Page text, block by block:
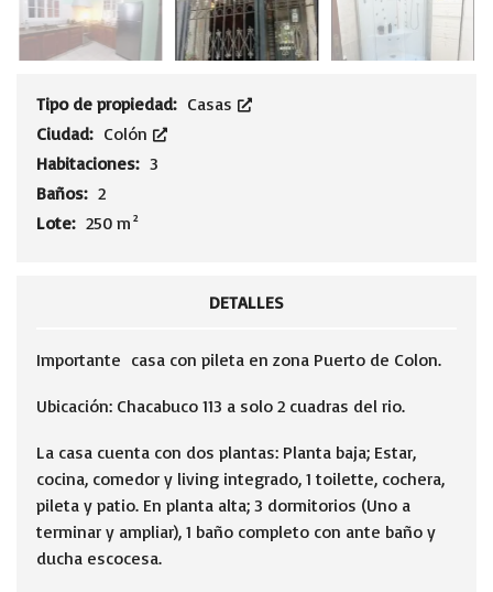
Tipo de propiedad: Casas
Ciudad: Colón
Habitaciones: 3
Baños: 2
Lote: 250 m²
DETALLES
Importante casa con pileta en zona Puerto de Colon.
Ubicación: Chacabuco 113 a solo 2 cuadras del rio.
La casa cuenta con dos plantas: Planta baja; Estar,
cocina, comedor y living integrado, 1 toilette, cochera,
pileta y patio. En planta alta; 3 dormitorios (Uno a
terminar y ampliar), 1 baño completo con ante baño y
ducha escocesa.